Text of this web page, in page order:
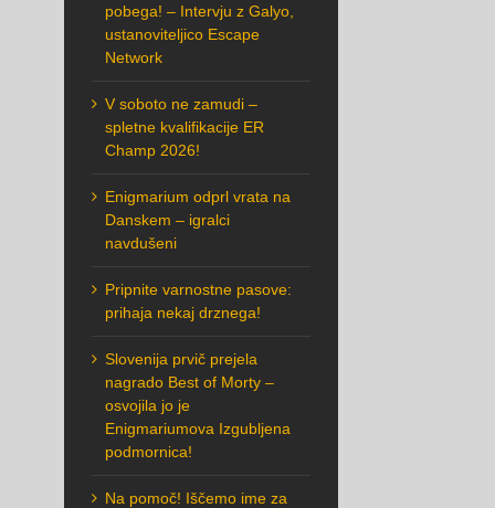
pobega! – Intervju z Galyo,
ustanoviteljico Escape
Network
V soboto ne zamudi –
spletne kvalifikacije ER
Champ 2026!
Enigmarium odprl vrata na
Danskem – igralci
navdušeni
Pripnite varnostne pasove:
prihaja nekaj drznega!
Slovenija prvič prejela
nagrado Best of Morty –
osvojila jo je
Enigmariumova Izgubljena
podmornica!
Na pomoč! Iščemo ime za